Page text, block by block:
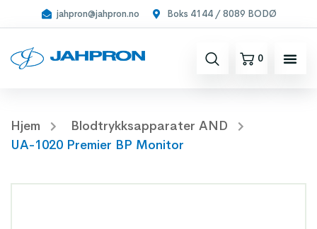
jahpron@jahpron.no Boks 4144 / 8089 BODØ
0
Hjem
Blodtrykksapparater AND
UA-1020 Premier BP Monitor